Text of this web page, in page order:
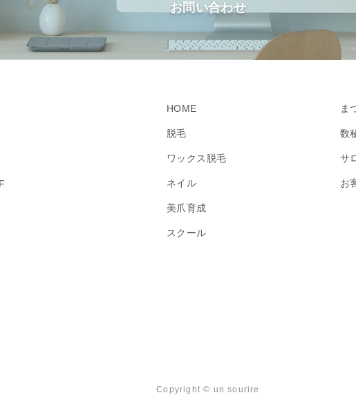
お問い合わせ
HOME
脱毛
ワックス脱毛
ネイル
美爪育成
スクール
ま
数
サ
お
Copyright © un sourire